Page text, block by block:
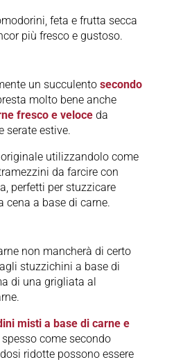
feta e frutta secca
più fresco e gustoso.
un succulento secondo
molto bene anche
fresco e veloceda
serate estive.
utilizzandolo come
da farcire con
perfetti per stuzzicare
cena a base di carne.
non mancherà di certo
stuzzichini a base di
di una grigliata al
misti a base di carne e
come secondo
ridotte possono essere